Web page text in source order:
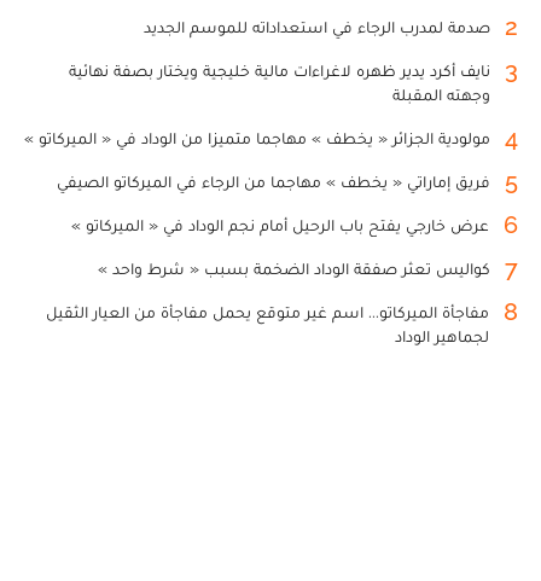
2 صدمة لمدرب الرجاء في استعداداته للموسم الجديد
3
نايف أكرد يدير ظهره لاغراءات مالية خليجية ويختار بصفة نهائية
وجهته المقبلة
4 مولودية الجزائر « يخطف » مهاجما متميزا من الوداد في « الميركاتو »
5 فريق إماراتي « يخطف » مهاجما من الرجاء في الميركاتو الصيفي
6 عرض خارجي يفتح باب الرحيل أمام نجم الوداد في « الميركاتو »
7 كواليس تعثر صفقة الوداد الضخمة بسبب « شرط واحد »
8
مفاجأة الميركاتو... اسم غير متوقع يحمل مفاجأة من العيار الثقيل
لجماهير الوداد